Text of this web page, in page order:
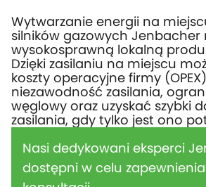
Wytwarzanie energii na
silników gazowych Jenbacher
wysokosprawną lokalną
Dzięki zasilaniu na miejscu
koszty operacyjne firmy
niezawodność zasilania,
węglowy oraz uzyskać szybki
zasilania, gdy tylko jest ono
Nasi dedykowani eksperci
dostępni w celu